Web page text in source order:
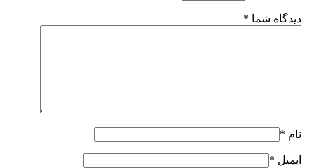
دیدگاه شما *
نام *
ایمیل *